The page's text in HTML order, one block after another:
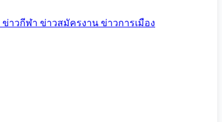
ข่าวกีฬา ข่าวสมัครงาน ข่าวการเมือง